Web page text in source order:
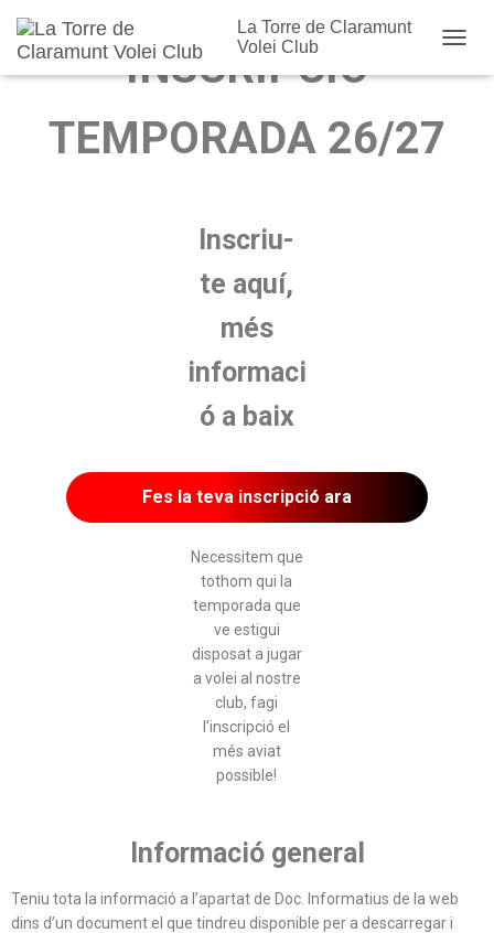
La Torre de Claramunt
Volei Club
INSCRIPCIÓ
TEMPORADA 26/27
Inscriu-
te aquí,
més
informaci
ó a baix
Fes la teva inscripció ara
Necessitem que
tothom qui la
temporada que
ve estigui
disposat a jugar
a volei al nostre
club, fagi
l’inscripció el
més aviat
possible!
Informació general
Teniu tota la informació a l’apartat de Doc. Informatius de la web
dins d’un document el que tindreu disponible per a descarregar i